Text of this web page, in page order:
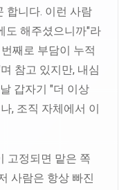
합니다. 이런 사람
도 해주셨으니까"라
째로 부담이 누적
참고 있지만, 내심
갑자기 "더 이상
, 조직 자체에서 이
고정되면 맡은 쪽
사람은 항상 빠진